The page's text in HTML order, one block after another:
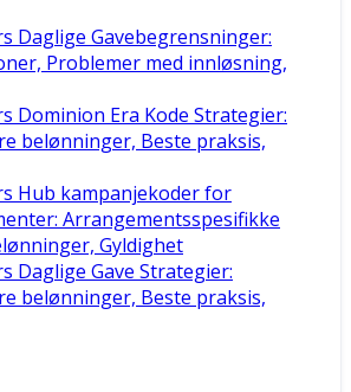
Daglige Gavebegrensninger:
Problemer med innløsning,
Dominion Era Kode Strategier:
belønninger, Beste praksis,
Hub kampanjekoder for
Arrangementsspesifikke
Gyldighet
Daglige Gave Strategier:
belønninger, Beste praksis,